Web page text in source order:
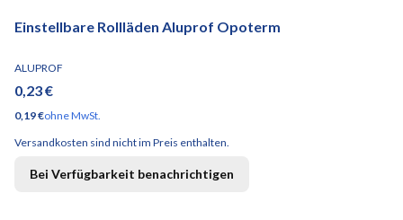
Einstellbare Rollläden Aluprof Opoterm
HERSTELLER
ALUPROF
Preis
0,23 €
Preis
0,19 €ohne MwSt.
Versandkosten sind nicht im Preis enthalten.
Bei Verfügbarkeit benachrichtigen